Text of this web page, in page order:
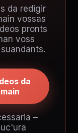
da redigir
vossas
pronts
voss
da
–